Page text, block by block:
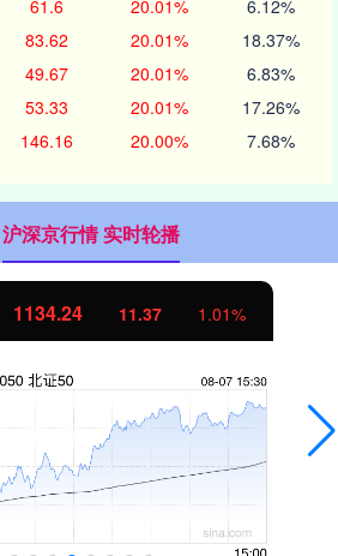
61.6 20.01% 6.12%
83.62 20.01% 18.37%
49.67 20.01% 6.83%
53.33 20.01% 17.26%
146.16 20.00% 7.68%
沪深京行情 实时轮播
3563.12 47.56 1.35%